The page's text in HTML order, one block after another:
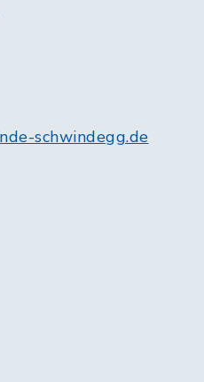
schwindegg.de